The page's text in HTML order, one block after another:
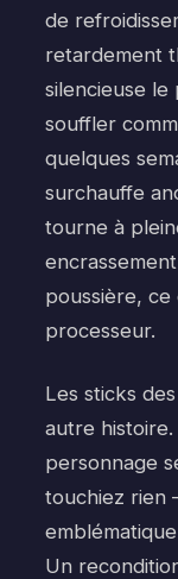
de
retardement
silencieuse le
souffler
quelques
surchauffe
tourne à
poussière, ce
processeur.
Les sticks
autre
personnage
touchiez rien
Un